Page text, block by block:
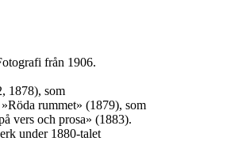
från 1906.
1878), som
rummet» (1879), som
vers och prosa» (1883).
under 1880-talet